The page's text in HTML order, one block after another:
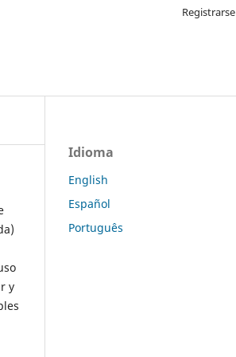
Registrarse
y
Idioma
English
Español
Português